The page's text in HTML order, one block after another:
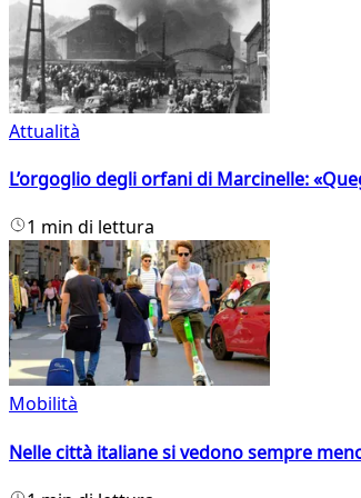
Attualità
L’orgoglio degli orfani di Marcinelle:
1 min di lettura
Mobilità
Nelle città italiane si vedono sempre